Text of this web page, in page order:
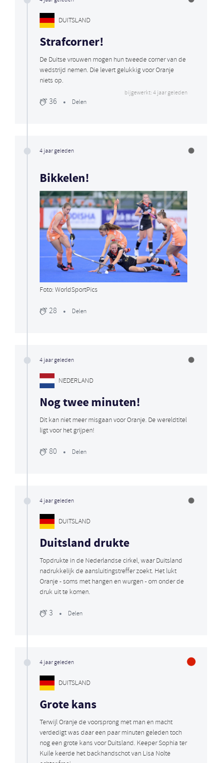
DUITSLAND
Strafcorner!
De Duitse vrouwen mogen hun tweede corner van de
wedstrijd nemen. Die levert gelukkig voor Oranje
niets op.
bijgewerkt: 4 jaar geleden
36 Delen
4 jaar geleden
Bikkelen!
Foto: WorldSportPics
28 Delen
4 jaar geleden
NEDERLAND
Nog twee minuten!
Dit kan niet meer misgaan voor Oranje. De wereldtitel
ligt voor het grijpen!
80 Delen
4 jaar geleden
DUITSLAND
Duitsland drukte
Topdrukte in de Nederlandse cirkel, waar Duitsland
nadrukkelijk de aansluitingstreffer zoekt. Het lukt
Oranje - soms met hangen en wurgen - om onder de
druk uit te komen.
3 Delen
4 jaar geleden
DUITSLAND
Grote kans
Terwijl Oranje de voorsprong met man en macht
verdedigt was daar een paar minuten geleden toch
nog een grote kans voor Duitsland. Keeper Sophia ter
Kuile keerde het backhandschot van Lisa Nolte